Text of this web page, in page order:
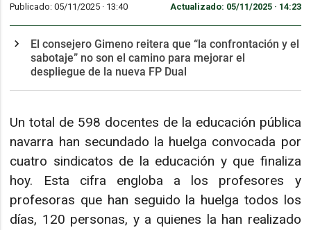
Publicado: 05/11/2025 · 13:40 Actualizado: 05/11/2025 · 14:23
El consejero Gimeno reitera que “la confrontación y el
sabotaje” no son el camino para mejorar el
despliegue de la nueva FP Dual
Un total de 598 docentes de la educación pública
navarra han secundado la huelga convocada por
cuatro sindicatos de la educación y que finaliza
hoy. Esta cifra engloba a los profesores y
profesoras que han seguido la huelga todos los
días, 120 personas, y a quienes la han realizado